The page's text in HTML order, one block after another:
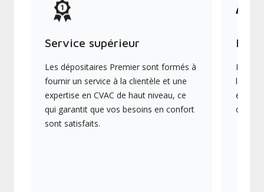
Service supérieur
Les dépositaires Premier sont formés à
fournir un service à la clientèle et une
expertise en CVAC de haut niveau, ce
qui garantit que vos besoins en confort
sont satisfaits.
Ils
les
en